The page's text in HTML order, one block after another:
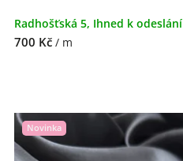
Radhošťská 5, Ihned k odeslání
700 Kč / m
Novinka